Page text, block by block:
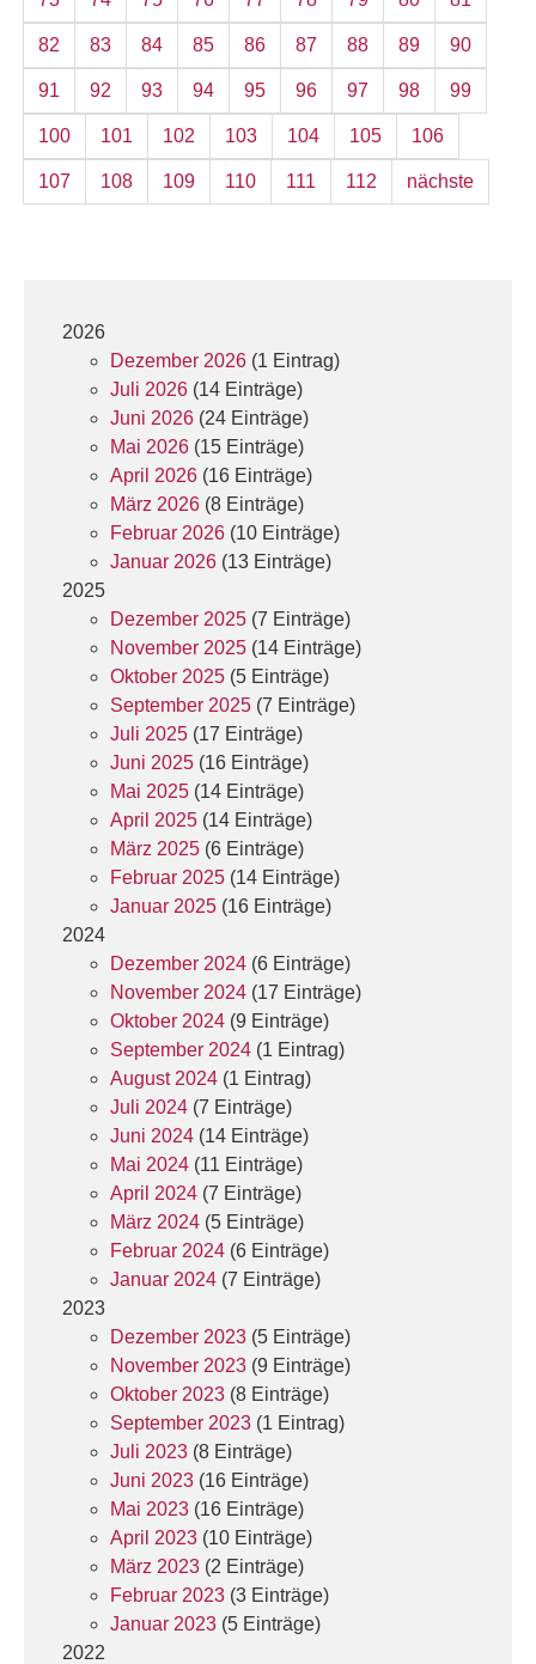
82 83 84 85 86 87 88 89 90
91 92 93 94 95 96 97 98 99
100 101 102 103 104 105 106
107 108 109 110 111 112 nächste
2026
Dezember 2026 (1 Eintrag)
Juli 2026 (14 Einträge)
Juni 2026 (24 Einträge)
Mai 2026 (15 Einträge)
April 2026 (16 Einträge)
März 2026 (8 Einträge)
Februar 2026 (10 Einträge)
Januar 2026 (13 Einträge)
2025
Dezember 2025 (7 Einträge)
November 2025 (14 Einträge)
Oktober 2025 (5 Einträge)
September 2025 (7 Einträge)
Juli 2025 (17 Einträge)
Juni 2025 (16 Einträge)
Mai 2025 (14 Einträge)
April 2025 (14 Einträge)
März 2025 (6 Einträge)
Februar 2025 (14 Einträge)
Januar 2025 (16 Einträge)
2024
Dezember 2024 (6 Einträge)
November 2024 (17 Einträge)
Oktober 2024 (9 Einträge)
September 2024 (1 Eintrag)
August 2024 (1 Eintrag)
Juli 2024 (7 Einträge)
Juni 2024 (14 Einträge)
Mai 2024 (11 Einträge)
April 2024 (7 Einträge)
März 2024 (5 Einträge)
Februar 2024 (6 Einträge)
Januar 2024 (7 Einträge)
2023
Dezember 2023 (5 Einträge)
November 2023 (9 Einträge)
Oktober 2023 (8 Einträge)
September 2023 (1 Eintrag)
Juli 2023 (8 Einträge)
Juni 2023 (16 Einträge)
Mai 2023 (16 Einträge)
April 2023 (10 Einträge)
März 2023 (2 Einträge)
Februar 2023 (3 Einträge)
Januar 2023 (5 Einträge)
2022